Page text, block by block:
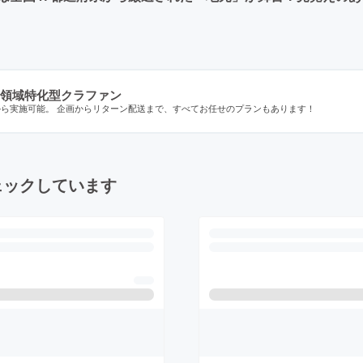
域特化型クラファン
実施可能。 企画からリターン配送まで、すべてお任せのプランもあります！
クしています